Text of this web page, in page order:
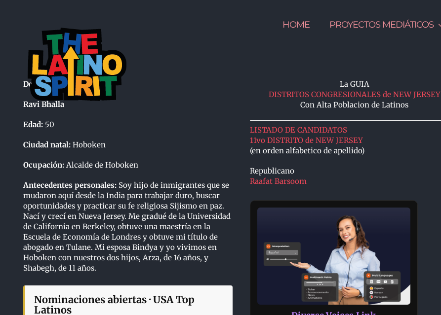
HOME PROYECTOS MEDIÁTICOS
Demócrata
Ravi Bhalla
Edad:50
Ciudad natal:Hoboken
Ocupación:Alcalde de Hoboken
Antecedentes personales:Soy hijo de inmigrantes que se
mudaron aquí desde la India para trabajar duro, buscar
oportunidades y practicar su fe religiosa Sijismo en paz.
Nací y crecí en Nueva Jersey. Me gradué de la Universidad
de California en Berkeley, obtuve una maestría en la
Escuela de Economía de Londres y obtuve mi título de
abogado en Tulane. Mi esposa Bindya y yo vivimos en
Hoboken con nuestros dos hijos, Arza, de 16 años, y
Shabegh, de 11 años.
Nominaciones abiertas · USA Top
Latinos
La GUIA
DISTRITOS CONGRESIONALES de NEW JERSEY
Con Alta Poblacion de Latinos
LISTADO DE CANDIDATOS
11vo DISTRITO de NEW JERSEY
(en orden alfabetico de apellido)
Republicano
Raafat Barsoom